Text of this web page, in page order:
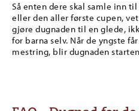
Så enten dere skal samle inn til
eller den aller første cupen,
gjøre dugnaden til en glede,
for barna selv. Når de yngste
mestring, blir dugnaden